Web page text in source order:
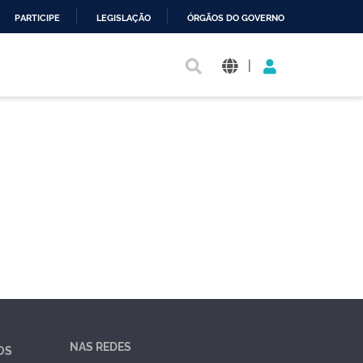
PARTICIPE LEGISLAÇÃO ÓRGÃOS DO GOVERNO
|
NAS REDES